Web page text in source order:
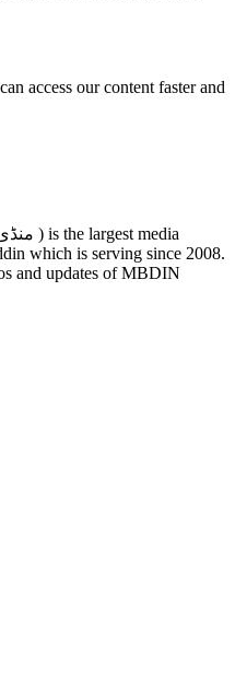
access our content faster and
which is serving since 2008.
and updates of MBDIN